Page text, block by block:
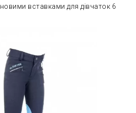
вставками для дівчаток 6